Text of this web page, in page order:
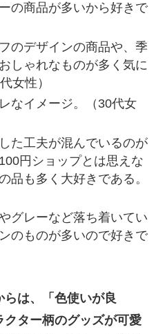
の商品が多いから好きで
のデザインの商品や、季
しゃれなものが多く気に
女性）
なイメージ。（30代女
た工夫が混んでいるのが
円ショップとは思えな
品も多く大好きである。
グレーなど落ち着いてい
のものが多いので好きで
らは、「色使いが良
ター柄のグッズが可愛